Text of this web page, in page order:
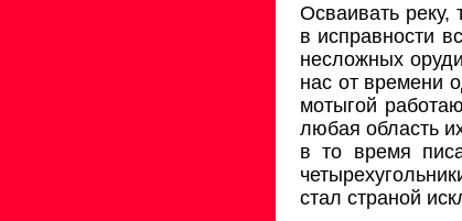
Осваивать реку,
в исправности
несложных
нас от времени
мотыгой
любая область
в то время
стал страной